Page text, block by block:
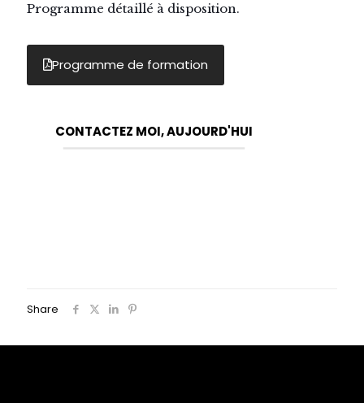
Programme détaillé à disposition.
Programme de formation
CONTACTEZ MOI, AUJOURD'HUI
Share